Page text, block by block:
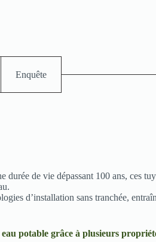
Enquête
de vie dépassant 100 ans, ces
d’installation sans tranchée,
potable grâce à plusieurs